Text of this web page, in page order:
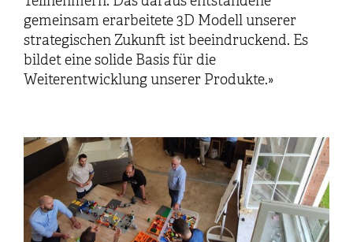
gemeinsam erarbeitete 3D Modell unserer
strategischen Zukunft ist beeindruckend. Es
bildet eine solide Basis für die
Weiterentwicklung unserer Produkte.»